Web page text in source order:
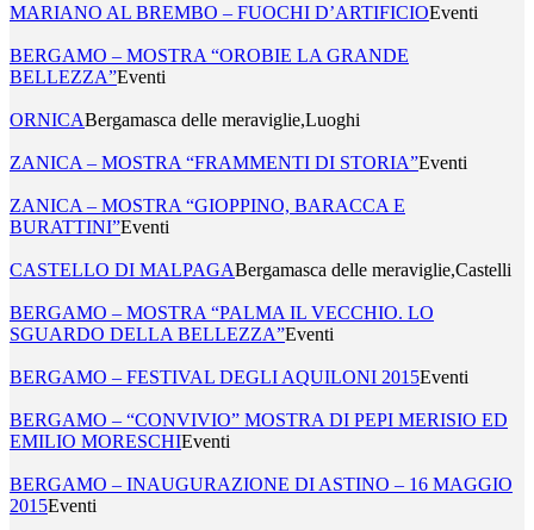
MARIANO AL BREMBO – FUOCHI D’ARTIFICIOEventi
BERGAMO – MOSTRA “OROBIE LA GRANDE
BELLEZZA”Eventi
ORNICABergamasca delle meraviglie,Luoghi
ZANICA – MOSTRA “FRAMMENTI DI STORIA”Eventi
ZANICA – MOSTRA “GIOPPINO, BARACCA E
BURATTINI”Eventi
CASTELLO DI MALPAGABergamasca delle meraviglie,Castelli
BERGAMO – MOSTRA “PALMA IL VECCHIO. LO
SGUARDO DELLA BELLEZZA”Eventi
BERGAMO – FESTIVAL DEGLI AQUILONI 2015Eventi
BERGAMO – “CONVIVIO” MOSTRA DI PEPI MERISIO ED
EMILIO MORESCHIEventi
BERGAMO – INAUGURAZIONE DI ASTINO – 16 MAGGIO
2015Eventi